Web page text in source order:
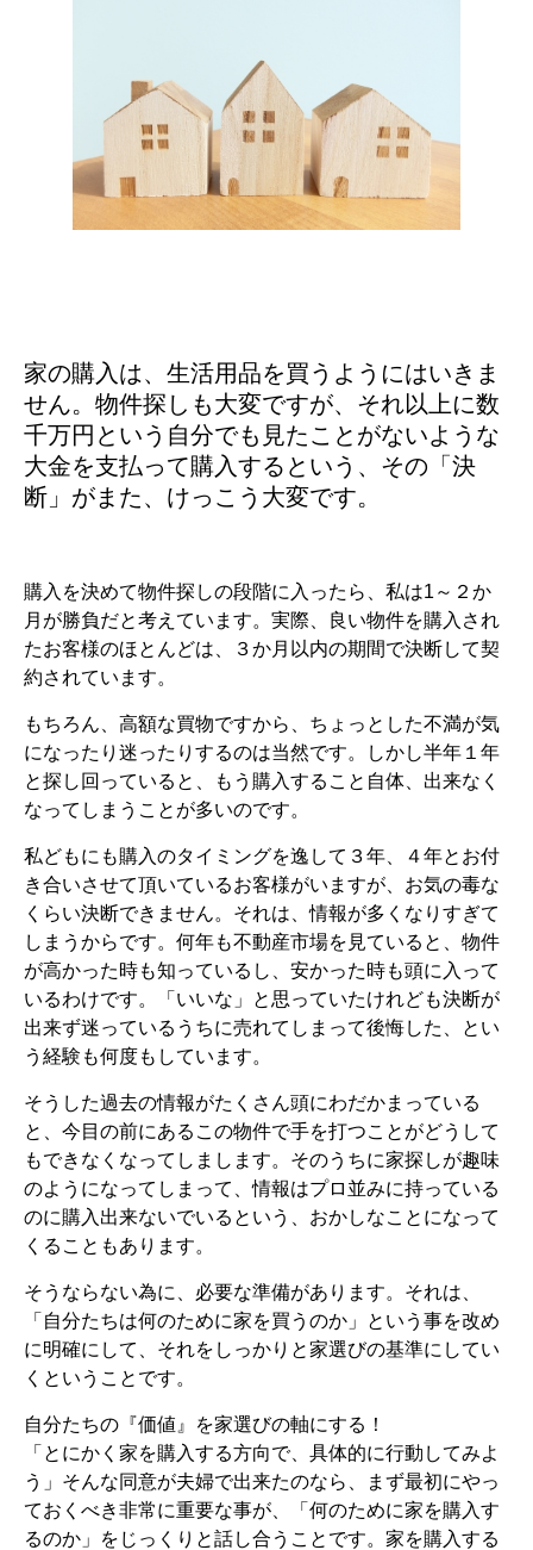
家の購入は、生活用品を買うようにはいきま
せん。物件探しも大変ですが、それ以上に数
千万円という自分でも見たことがないような
大金を支払って購入するという、その「決
断」がまた、けっこう大変です。
購入を決めて物件探しの段階に入ったら、私は1～２か
月が勝負だと考えています。実際、良い物件を購入され
たお客様のほとんどは、３か月以内の期間で決断して契
約されています。
もちろん、高額な買物ですから、ちょっとした不満が気
になったり迷ったりするのは当然です。しかし半年１年
と探し回っていると、もう購入すること自体、出来なく
なってしまうことが多いのです。
私どもにも購入のタイミングを逸して３年、４年とお付
き合いさせて頂いているお客様がいますが、お気の毒な
くらい決断できません。それは、情報が多くなりすぎて
しまうからです。何年も不動産市場を見ていると、物件
が高かった時も知っているし、安かった時も頭に入って
いるわけです。「いいな」と思っていたけれども決断が
出来ず迷っているうちに売れてしまって後悔した、とい
う経験も何度もしています。
そうした過去の情報がたくさん頭にわだかまっている
と、今目の前にあるこの物件で手を打つことがどうして
もできなくなってしまします。そのうちに家探しが趣味
のようになってしまって、情報はプロ並みに持っている
のに購入出来ないでいるという、おかしなことになって
くることもあります。
そうならない為に、必要な準備があります。それは、
「自分たちは何のために家を買うのか」という事を改め
に明確にして、それをしっかりと家選びの基準にしてい
くということです。
自分たちの『価値』を家選びの軸にする！
「とにかく家を購入する方向で、具体的に行動してみよ
う」そんな同意が夫婦で出来たのなら、まず最初にやっ
ておくべき非常に重要な事が、「何のために家を購入す
るのか」をじっくりと話し合うことです。家を購入する